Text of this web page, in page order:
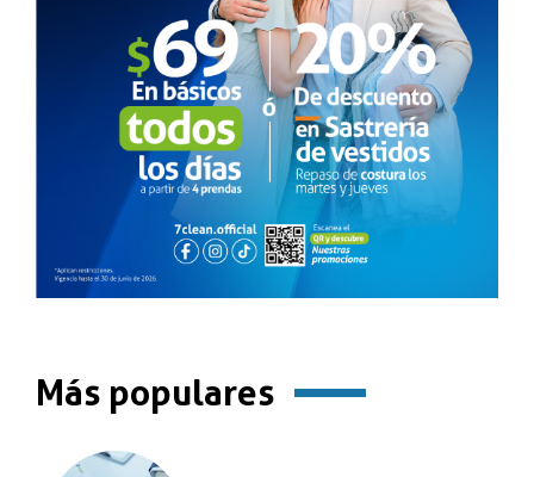
Más populares